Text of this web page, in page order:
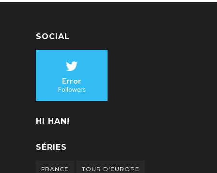
SOCIAL
Error
Followers
HI HAN!
SÉRIES
FRANCE TOUR D'EUROPE